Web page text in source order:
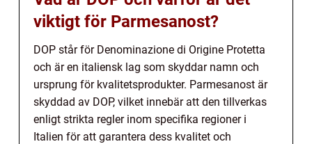
viktigt för Parmesanost?
DOP står för Denominazione di Origine Protetta
och är en italiensk lag som skyddar namn och
ursprung för kvalitetsprodukter. Parmesanost är
skyddad av DOP, vilket innebär att den tillverkas
enligt strikta regler inom specifika regioner i
Italien för att garantera dess kvalitet och